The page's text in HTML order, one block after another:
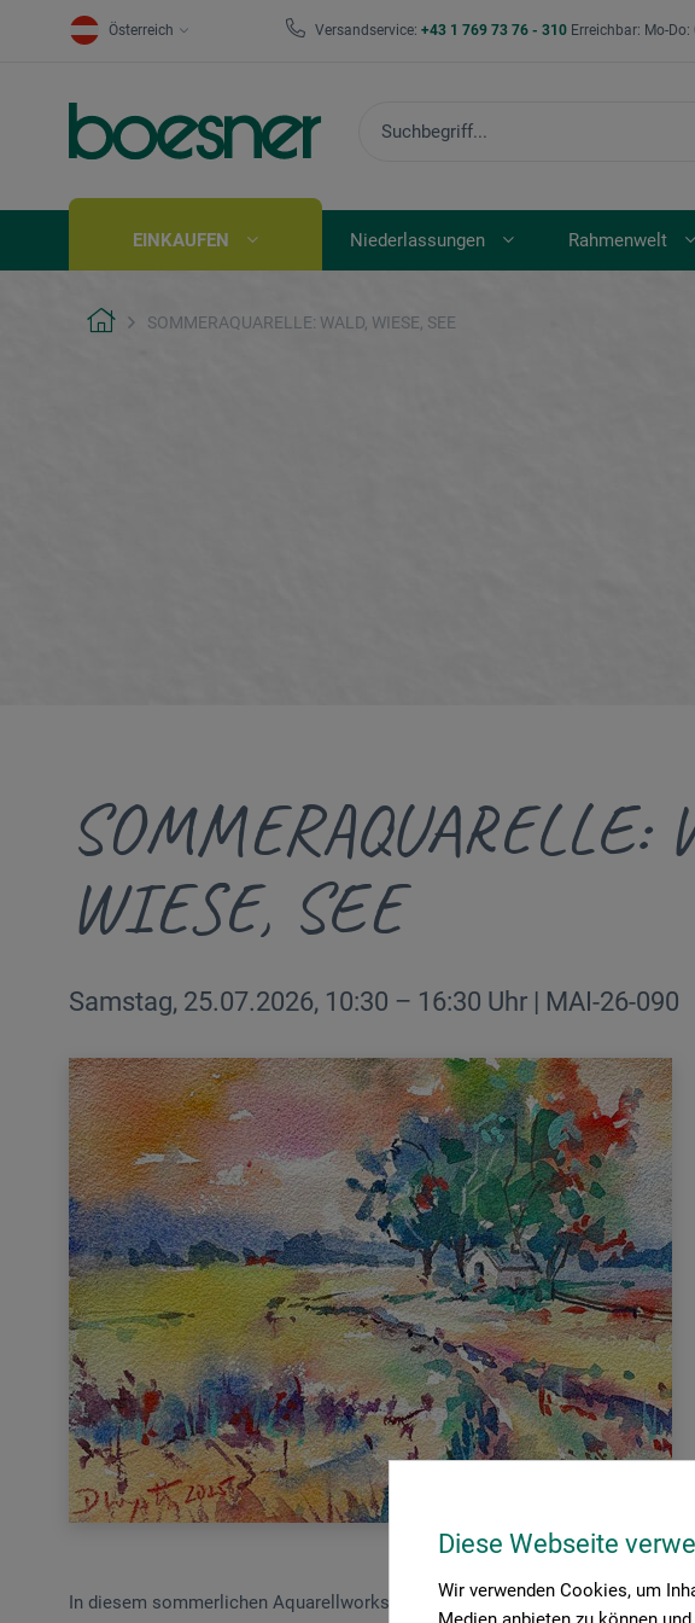
Diese Webseite
Wir verwenden Cookies, um
Medien anbieten zu können
Österreich Versandservice: +43 1 769 73 76 - 310 Erreichbar: Mo-
EINKAUFEN Niederlassungen Rahmenwelt
SOMMERAQUARELLE: WALD, WIESE, SEE
SOMMERAQUARELLE:
WIESE, SEE
Samstag, 25.07.2026, 10:30 – 16:30 Uhr | MAI-26-090
In diesem sommerlichen Aquarellworkshop fangen Sie die Leichtigkeit und